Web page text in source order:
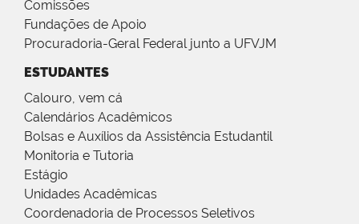
Comissões
Fundações de Apoio
Procuradoria-Geral Federal junto a UFVJM
ESTUDANTES
Calouro, vem cá
Calendários Acadêmicos
Bolsas e Auxílios da Assistência Estudantil
Monitoria e Tutoria
Estágio
Unidades Acadêmicas
Coordenadoria de Processos Seletivos